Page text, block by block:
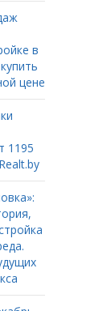
в
цене
1195